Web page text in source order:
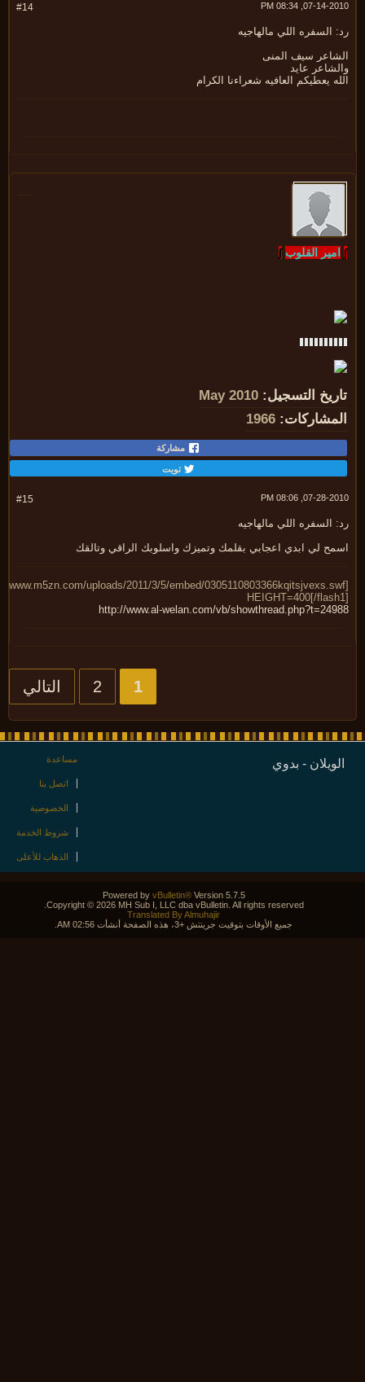
07-14-2010,
السفره اللي مالهاجيه
سيف المنى
عايد
يعطيكم العافيه شعراءنا الكرام
القلوب ∫
التسجيل: May 2010
1966
مشاركة
تويت
07-28-2010,
السفره اللي مالهاجيه
لي ابدي اعجابي بقلمك وتميزك واسلوبك الراقي وتالقك
HEIGHT=400[/
http://www.al-welan.com/vb/
التالي
- بدوي مساعدة
اتصل بنا
الخصوصية
شروط الخدمة
الذهاب للأعلى
Powered byvBulletin®Version 5.7.5
Copyright © 2026 MH Sub I, LLC dba vBulletin. All rights reserved.
Translated By Almuhajir
جميع الأوقات بتوقيت جرينتش +3، هذه الصفحة أنشأت 02:56 AM.